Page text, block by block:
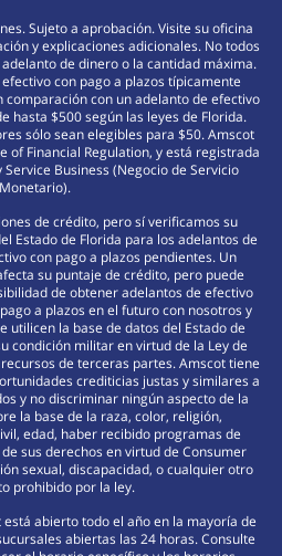
Sujeto a aprobación. Visite su oficina
y explicaciones adicionales. No todos
de dinero o la cantidad máxima.
con pago a plazos típicamente
comparación con un adelanto de efectivo
hasta $500 según las leyes de Florida.
sólo sean elegibles para $50. Amscot
of Financial Regulation, y está registrada
Business (Negocio de Servicio
Monetario).
de crédito, pero sí verificamos su
Estado de Florida para los adelantos de
con pago a plazos pendientes. Un
su puntaje de crédito, pero puede
de obtener adelantos de efectivo
a plazos en el futuro con nosotros y
utilicen la base de datos del Estado de
condición militar en virtud de la Ley de
de terceras partes. Amscot tiene
crediticias justas y similares a
y no discriminar ningún aspecto de la
la base de la raza, color, religión,
edad, haber recibido programas de
sus derechos en virtud de Consumer
sexual, discapacidad, o cualquier otro
prohibido por la ley.
abierto todo el año en la mayoría de
abiertas las 24 horas. Consulte